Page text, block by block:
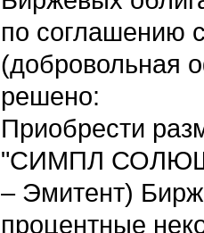
по соглашению
(добровольная
решено:
Приобрести
"СИМПЛ
– Эмитент)
процентные